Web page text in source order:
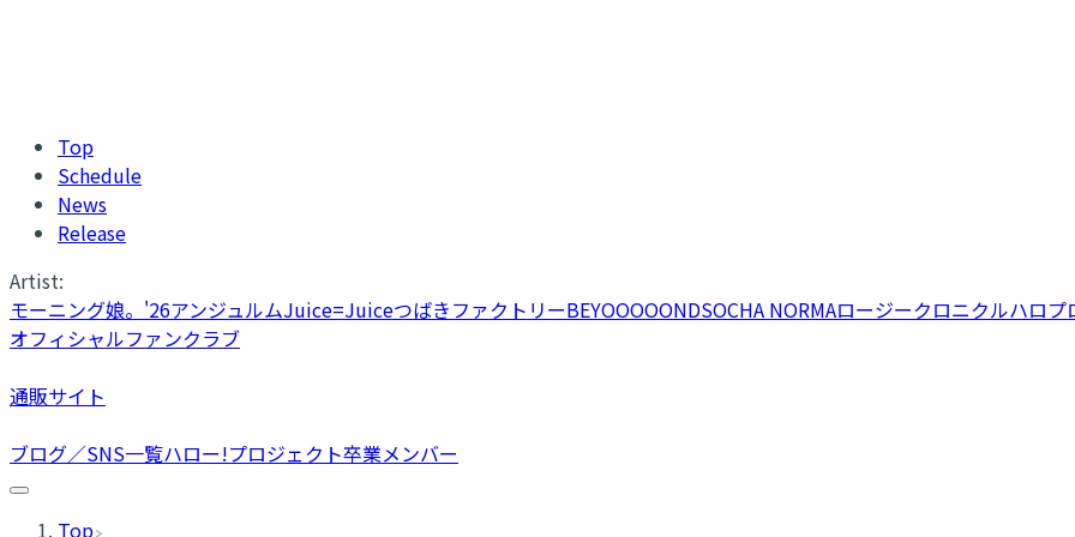
Top
Schedule
News
Release
Artist:
モーニング娘。'26アンジュルムJuice=JuiceつばきファクトリーBEYOOOOONDSOCHA NORMAロージークロニクルハロプ
オフィシャルファンクラブ
通販サイト
ブログ／SNS一覧ハロー!プロジェクト卒業メンバー
Top